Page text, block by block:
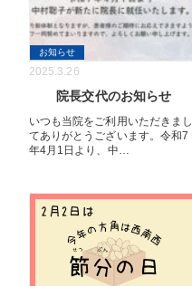
お知らせ
2025.3.26
院長交代のお知らせ
いつも当院をご利用いただきまし
てありがとうございます。令和7
年4月1日より、中…